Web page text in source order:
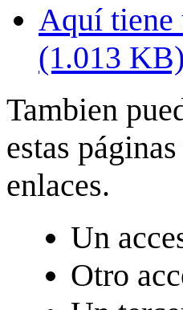
Aquí tiene
(1.013 KB)
Tambien
estas
enlaces.
Un
Otro